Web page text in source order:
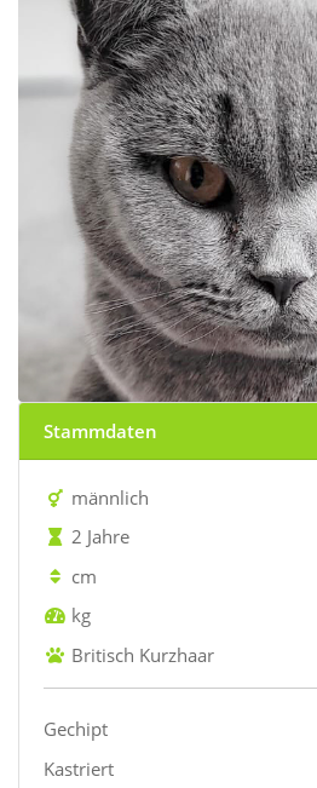
Stammdaten
männlich
2 Jahre
cm
kg
Britisch Kurzhaar
Gechipt
Kastriert